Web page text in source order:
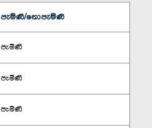
පැමිණි/නොපැමිණි
පැමිණි
පැමිණි
පැමිණි